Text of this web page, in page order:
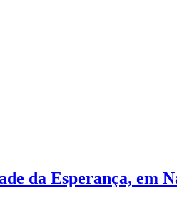
da Esperança, em